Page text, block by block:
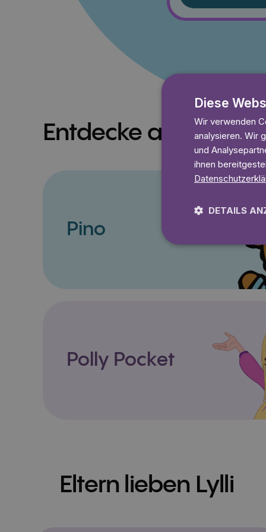
Entdecke auch
Pino
Polly Pocket
Eltern lieben Lylli
Diese
Wir verwenden
analysieren. Wir
und
ihnen
DETAILS